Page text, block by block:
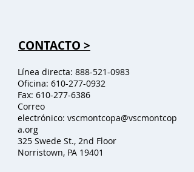
CONTACTO >
Línea directa: 888-521-0983
Oficina: 610-277-0932
Fax: 610-277-6386
Correo
electrónico: vscmontcopa@vscmontcop
a.org
325 Swede St., 2nd Floor
Norristown, PA 19401